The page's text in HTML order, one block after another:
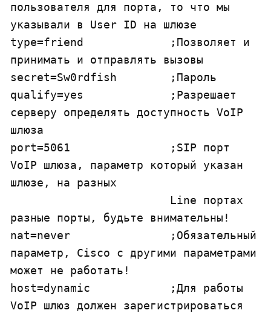
пользователя для порта, то что мы
указывали в User ID на шлюзе
type=friend		;Позволяет и
принимать и отправлять вызовы
secret=Sw0rdfish	;Пароль
qualify=yes		;Разрешает
серверу определять доступность VoIP
шлюза
port=5061		;SIP порт
VoIP шлюза, параметр который указан
шлюзе, на разных
разные порты, будьте внимательны!
nat=never		;Обязательный
параметр, Cisco с другими параметрами
может не работать!
host=dynamic		;Для работы
VoIP шлюз должен зарегистрироваться